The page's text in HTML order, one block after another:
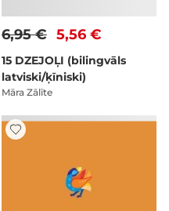
5,56 €
6,95 €
15 DZEJOĻI (bilingvāls
latviski/ķīniski)
Māra Zālīte